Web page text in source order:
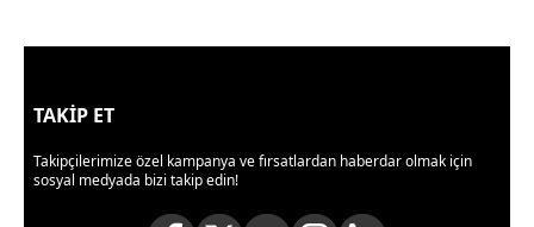
TAKİP ET
Takipçilerimize özel kampanya ve fırsatlardan haberdar olmak için
sosyal medyada bizi takip edin!